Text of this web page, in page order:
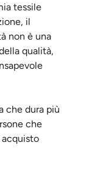
tessile
il
non è una
qualità,
che dura più
che